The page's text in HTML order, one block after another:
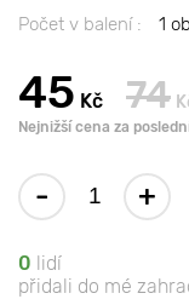
Počet v balení :
1
45 Kč 74
Nejnižší cena za
- +
0 lidí
přidali do mé